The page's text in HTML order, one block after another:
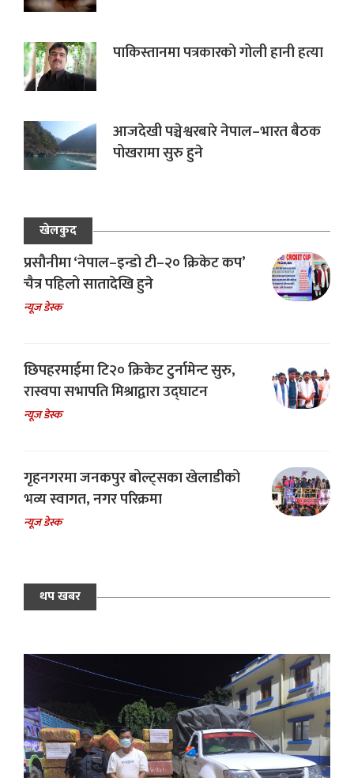
पाकिस्तानमा पत्रकारको गोली हानी हत्या
आजदेखी पञ्चेश्वरबारे नेपाल–भारत बैठक
पोखरामा सुरु हुने
खेलकुद
प्रसौनीमा ‘नेपाल–इन्डो टी–२० क्रिकेट कप’
चैत्र पहिलो सातादेखि हुने
न्यूज डेस्क
छिपहरमाईमा टि२० क्रिकेट टुर्नामेन्ट सुरु,
रास्वपा सभापति मिश्राद्वारा उद्घाटन
न्यूज डेस्क
गृहनगरमा जनकपुर बोल्ट्सका खेलाडीको
भव्य स्वागत, नगर परिक्रमा
न्यूज डेस्क
थप खबर